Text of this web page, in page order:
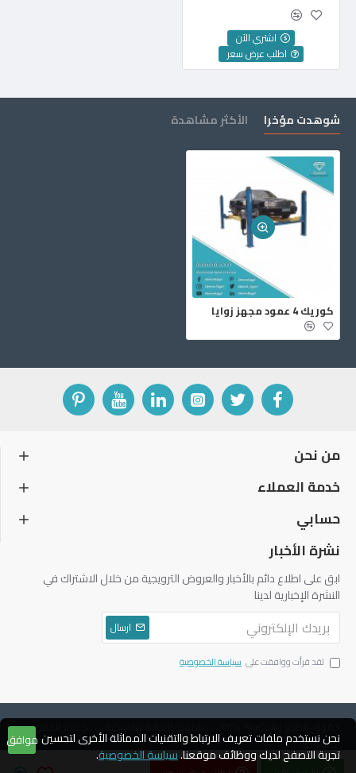
اشتري الآن
اطلب عرض سعر
شوهدت مؤخرا الأكثر مشاهدة
كوريك 4 عمود مجهز زوايا
من نحن
خدمة العملاء
حسابي
نشرة الأخبار
ابق على اطلاع دائم بالأخبار والعروض الترويجية من خلال الاشتراك في
النشرة الإخبارية لدينا
ارسال
لقد قرأت ووافقت على سياسة الخصوصية
حقوق الطبع والنشر © 2004 ، دياموند للتجارة والتوكيلات ، جميع الحقوق
محفوظة
موافق نحن نستخدم ملفات تعريف الارتباط والتقنيات المماثلة الأخرى لتحسين
تجربة التصفح لديك ووظائف موقعنا.سياسة الخصوصية.